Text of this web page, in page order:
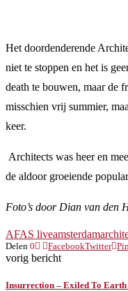
Het doordenderende
niet te stoppen en het is
death te bouwen, maar de
misschien vrij summier,
keer.
Architects was heer en
de aldoor groeiende
Foto’s door Dian van den
AFAS liveamsterdam
Delen 0 FacebookTwitter
vorig bericht
Insurrection – Exiled To Earth